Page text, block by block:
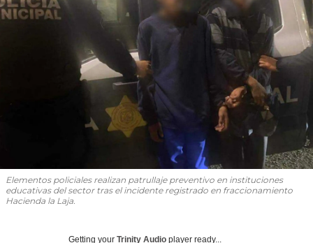
Elementos policiales realizan patrullaje preventivo en instituciones
educativas del sector tras el incidente registrado en fraccionamiento
Hacienda la Laja.
Getting your Trinity Audio player ready...